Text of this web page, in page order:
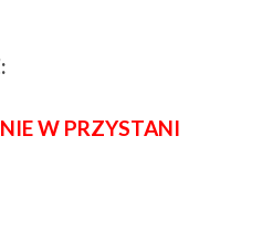
W PRZYSTANI